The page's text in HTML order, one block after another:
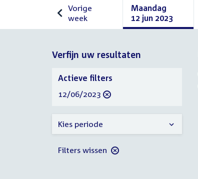
Vorige
week
Vorige
Maandag
12 jun 2023
Maandag
2023
Verfijn uw resultaten
Verfijn
uw
resultaten
Actieve filters
verwijder
12/06/2023
Kies periode
Filters wissen